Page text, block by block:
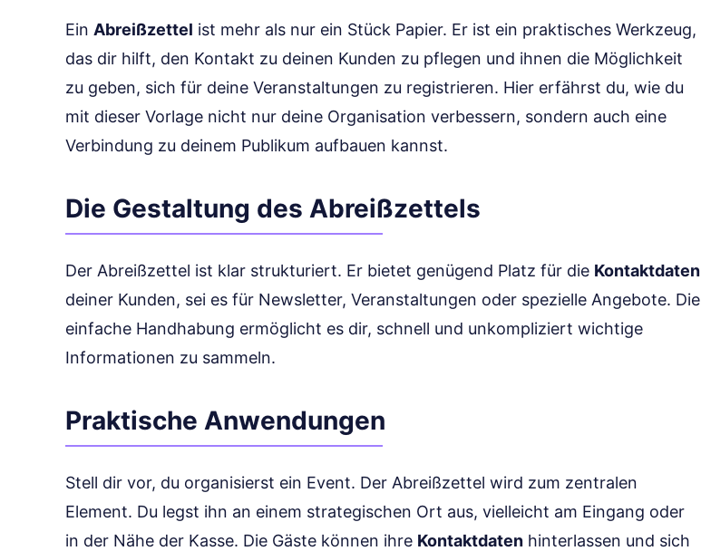
Ein Abreißzettel ist mehr als nur ein Stück Papier. Er ist ein praktisches Werkzeug,
das dir hilft, den Kontakt zu deinen Kunden zu pflegen und ihnen die Möglichkeit
zu geben, sich für deine Veranstaltungen zu registrieren. Hier erfährst du, wie du
mit dieser Vorlage nicht nur deine Organisation verbessern, sondern auch eine
Verbindung zu deinem Publikum aufbauen kannst.
Die Gestaltung des Abreißzettels
Der Abreißzettel ist klar strukturiert. Er bietet genügend Platz für die Kontaktdaten
deiner Kunden, sei es für Newsletter, Veranstaltungen oder spezielle Angebote. Die
einfache Handhabung ermöglicht es dir, schnell und unkompliziert wichtige
Informationen zu sammeln.
Praktische Anwendungen
Stell dir vor, du organisierst ein Event. Der Abreißzettel wird zum zentralen
Element. Du legst ihn an einem strategischen Ort aus, vielleicht am Eingang oder
in der Nähe der Kasse. Die Gäste können ihre Kontaktdaten hinterlassen und sich